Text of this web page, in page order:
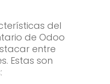
del
de Odoo
entre
Estas son